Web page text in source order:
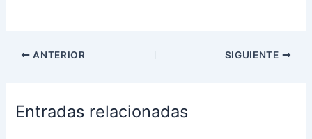
ANTERIOR SIGUIENTE
Entradas relacionadas